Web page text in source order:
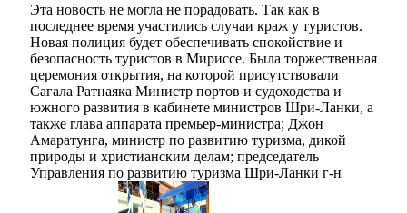
Эта новость не могла не порадовать. Так как в
последнее время участились случаи краж у туристов.
Новая полиция будет обеспечивать спокойствие и
безопасность туристов в Мириссе. Была торжественная
церемония открытия, на которой присутствовали
Сагала Ратнаяка Министр портов и судоходства и
южного развития в кабинете министров Шри-Ланки, а
также глава аппарата премьер-министра; Джон
Амаратунга, министр по развитию туризма, дикой
природы и христианским делам; председатель
Управления по развитию туризма Шри-Ланки г-н